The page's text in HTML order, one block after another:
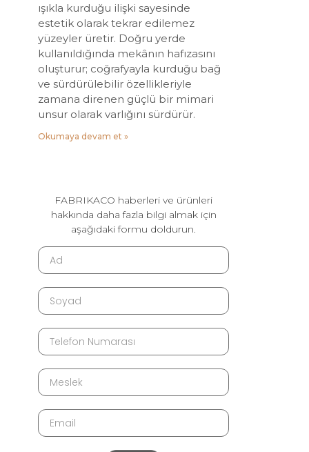
ışıkla kurduğu ilişki sayesinde
estetik olarak tekrar edilemez
yüzeyler üretir. Doğru yerde
kullanıldığında mekânın hafızasını
oluşturur; coğrafyayla kurduğu bağ
ve sürdürülebilir özellikleriyle
zamana direnen güçlü bir mimari
unsur olarak varlığını sürdürür.
Okumaya devam et »
FABRIKACO haberleri ve ürünleri
hakkında daha fazla bilgi almak için
aşağıdaki formu doldurun.